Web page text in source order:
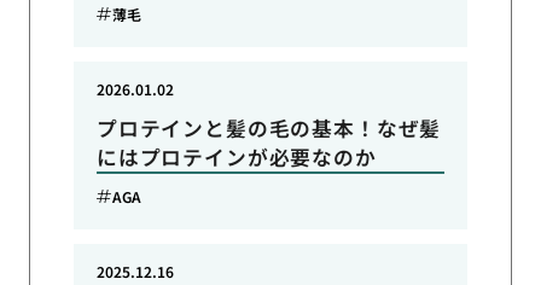
薄毛
プロテインと髪の毛の基本！なぜ髪
にはプロテインが必要なのか
2026.01.02
AGA
2025.12.16